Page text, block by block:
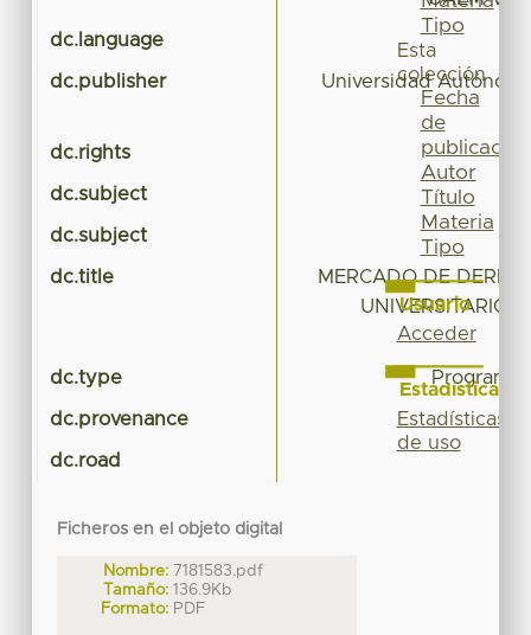
dc.language
dc.publisher Universidad
dc.rights
dc.subject
dc.subject
dc.title
MERCADO DE
UNIVERSITARIO
dc.type Programa
dc.provenance
dc.road
Ficheros en el objeto digital
Nombre: 7181583.pdf
Tamaño: 136.9Kb
Formato: PDF
Tipo
Esta
colección
Fecha
de
publicación
Autor
Título
Materia
Tipo
Usuario
Acceder
Estadísticas
Estadísticas
de uso